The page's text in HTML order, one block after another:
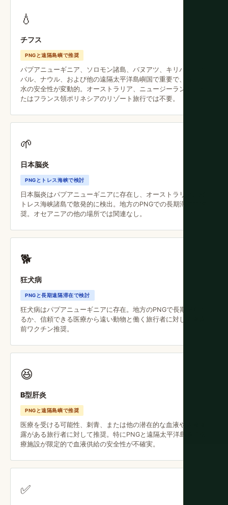
💧
チフス
PNGと遠隔島嶼で推奨
パプアニューギニア、ソロモン諸島、バヌアツ、キリバス、ツ
バル、ナウル、および他の遠隔太平洋島嶼国で重要で、食品と
水の安全性が変動的。オーストラリア、ニュージーランド、ま
たはフランス領ポリネシアのリゾート旅行では不要。
🌱
日本脳炎
PNGとトレス海峡で検討
日本脳炎はパプアニューギニアに存在し、オーストラリア北部
トレス海峡諸島で散発的に検出。地方のPNGでの長期滞在で推
奨。オセアニアの他の場所では関連なし。
🐕
狂犬病
PNGと長期遠隔滞在で検討
狂犬病はパプアニューギニアに存在。地方のPNGで長期滞在す
るか、信頼できる医療から遠い動物と働く旅行者に対して曝露
前ワクチン推奨。
😆
B型肝炎
PNGと遠隔島嶼で推奨
医療を受ける可能性、刺青、または他の潜在的な血液や体液曝
露がある旅行者に対して推奨。特にPNGと遠隔太平洋島嶼で医
療施設が限定的で血液供給の安全性が不確実。
✅